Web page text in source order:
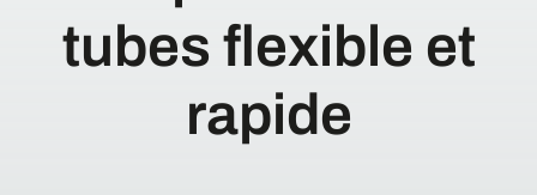
Rubriques
tubes flexible et
rapide